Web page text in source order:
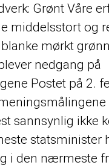
Grønt Våre
middelsstort og
mørkt
nedgang på
Postet på 2.
sannsynlig ikke
statsminister
i den nærmeste